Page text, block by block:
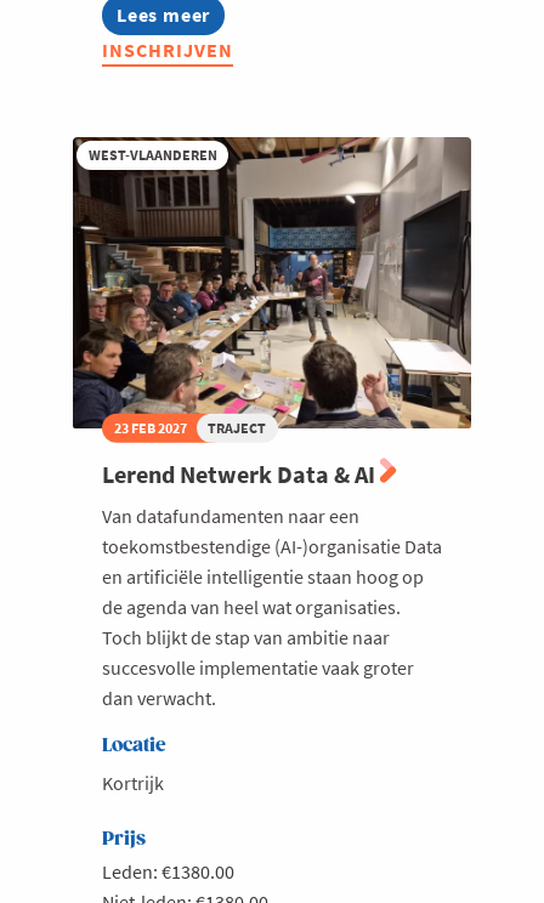
Lees meer
about
Lerend
Netwerk
INSCHRIJVEN
WEST-VLAANDEREN
23 FEB 2027 TRAJECT
Lerend Netwerk Data & AI
Van datafundamenten naar een
toekomstbestendige (AI-)organisatie Data
en artificiële intelligentie staan hoog op
de agenda van heel wat organisaties.
Toch blijkt de stap van ambitie naar
succesvolle implementatie vaak groter
dan verwacht.
Locatie
Kortrijk
Prijs
Leden: €1380.00